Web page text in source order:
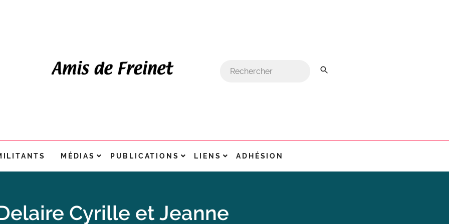
MÉDIAS PUBLICATIONS LIENS ADHÉSION
Cyrille et Jeanne